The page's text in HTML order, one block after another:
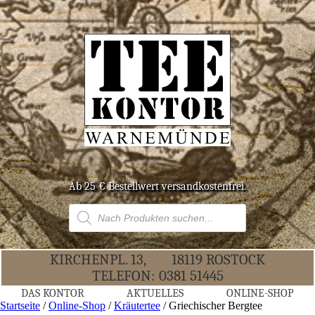
Ab 25 € Bestell­wert versandkostenfrei.
Products
search
KIR­CHEN­PL. 13,
18119 ROS­TOCK
TELE­FON: 0381 51445
DAS KON­TOR AKTU­EL­LES ONLINE-SHOP
Startseite /Online-Shop /Kräutertee / Grie­chi­scher Bergtee